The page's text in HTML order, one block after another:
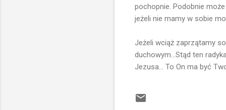
pochopnie. Podobnie
jeżeli nie mamy w sobie
Jeżeli wciąż zaprzątamy
duchowym...Stąd ten
Jezusa... To On ma być